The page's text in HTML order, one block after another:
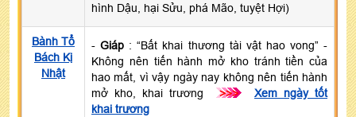
hình Dậu, hại Sửu, phá Mão, tuyệt Hợi)
Bành Tổ
Bách Kị
Nhật
-Giáp : “Bất khai thương tài vật hao vong” -
Không nên tiến hành mở kho tránh tiền của
hao mất, vì vậy ngày nay không nên tiến hành
mở kho, khai trương
>>>
Xem ngày tốt
khai trương